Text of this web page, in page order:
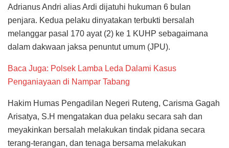
Adrianus Andri alias Ardi dijatuhi hukuman 6 bulan
penjara. Kedua pelaku dinyatakan terbukti bersalah
melanggar pasal 170 ayat (2) ke 1 KUHP sebagaimana
dalam dakwaan jaksa penuntut umum (JPU).
Baca Juga: Polsek Lamba Leda Dalami Kasus
Penganiayaan di Nampar Tabang
Hakim Humas Pengadilan Negeri Ruteng, Carisma Gagah
Arisatya, S.H mengatakan dua pelaku secara sah dan
meyakinkan bersalah melakukan tindak pidana secara
terang-terangan, dan tenaga bersama melakukan